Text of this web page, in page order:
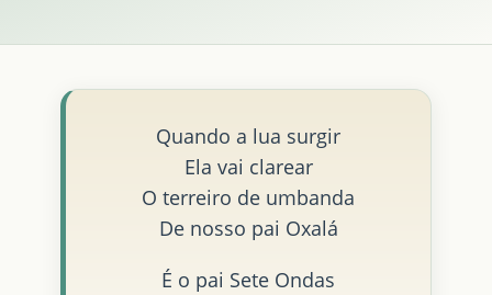
Quando a lua surgir
Ela vai clarear
O terreiro de umbanda
De nosso pai Oxalá
É o pai Sete Ondas